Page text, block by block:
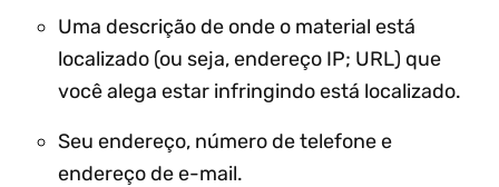
Uma descrição de onde o material está
localizado (ou seja, endereço IP; URL) que
você alega estar infringindo está localizado.
Seu endereço, número de telefone e
endereço de e-mail.